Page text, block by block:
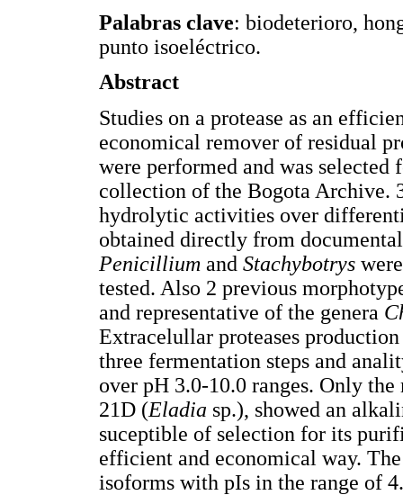
Palabras clave: biodeterioro,
punto isoeléctrico.
Abstract
Studies on a protease as an
economical remover of residual
were performed and was
collection of the Bogota Archive.
hydrolytic activities over
obtained directly from
Penicillium and Stachybotrys
tested. Also 2 previous
and representative of the genera
Extracelullar proteases
three fermentation steps and
over pH 3.0-10.0 ranges. Only
21D (Eladia sp.), showed an
suceptible of selection for its
efficient and economical way.
isoforms with pIs in the range of